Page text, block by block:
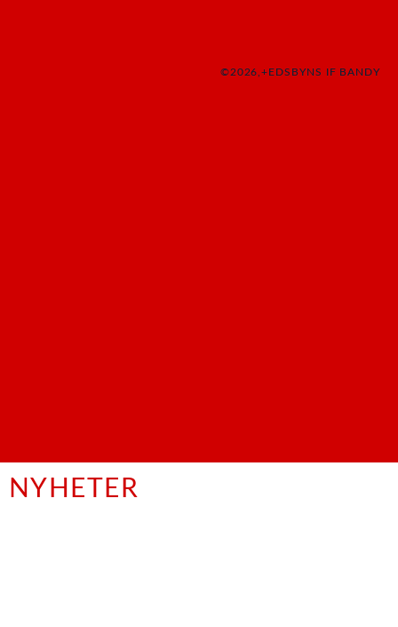
©2026,+EDSBYNS IF BANDY
NYHETER